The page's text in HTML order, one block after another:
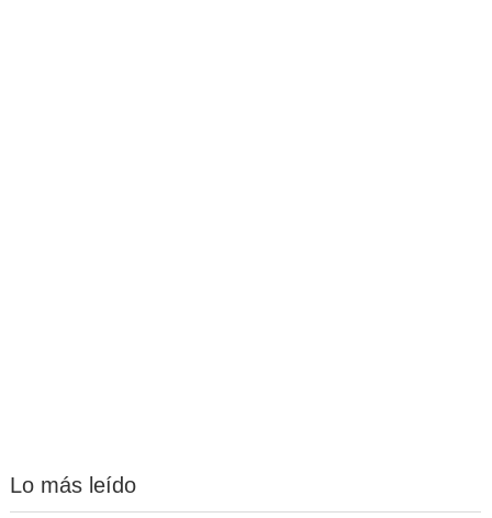
Lo más leído